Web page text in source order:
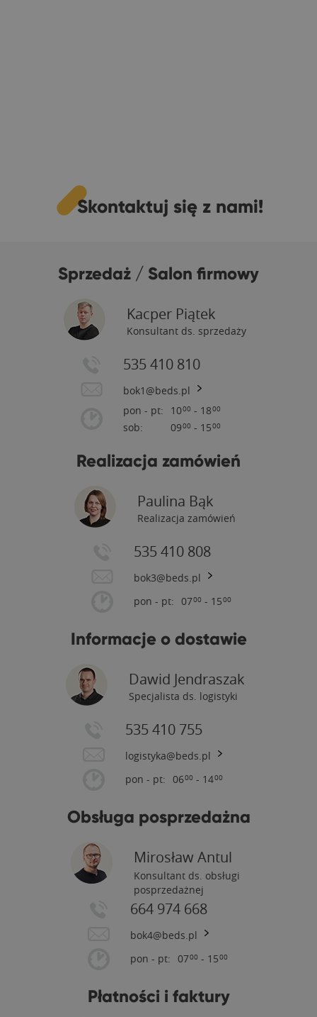
Skontaktuj się z nami!
Sprzedaż / Salon firmowy
Kacper Piątek
Konsultant ds. sprzedaży
535 410 810
bok1@beds.pl
pon - pt:
sob:
1000 - 1800
0900 - 1500
Realizacja zamówień
Paulina Bąk
Realizacja zamówień
535 410 808
bok3@beds.pl
pon - pt: 0700 - 1500
Informacje o dostawie
Dawid Jendraszak
Specjalista ds. logistyki
535 410 755
logistyka@beds.pl
pon - pt: 0600 - 1400
Obsługa posprzedażna
Mirosław Antul
Konsultant ds. obsługi
posprzedażnej
664 974 668
bok4@beds.pl
pon - pt: 0700 - 1500
Płatności i faktury